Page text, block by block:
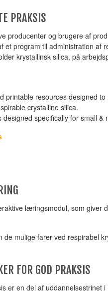
PRAKSIS
producenter og brugere af
et program til administration af
krystallinsk silica, på
printable resources designed
crystalline silica.
specifically for small &
læringsmodul, som
mulige farer ved respirabel
FOR GOD PRAKSIS
er en del af uddannelsestrinet